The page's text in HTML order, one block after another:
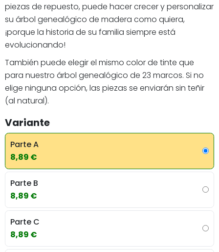
piezas de repuesto, puede hacer crecer y personalizar
su árbol genealógico de madera como quiera,
¡porque la historia de su familia siempre está
evolucionando!
También puede elegir el mismo color de tinte que
para nuestro árbol genealógico de 23 marcos. Si no
elige ninguna opción, las piezas se enviarán sin teñir
(al natural).
Variante
Parte A
8,89 €
Parte B
8,89 €
Parte C
8,89 €